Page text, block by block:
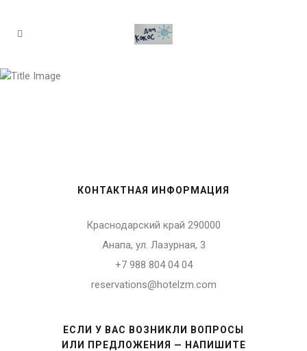
КОНТАКТНАЯ ИНФОРМАЦИЯ
Краснодарский край 290000
Анапа, ул. Лазурная, 3
+7 988 804 04 04
reservations@hotelzm.com
ЕСЛИ У ВАС ВОЗНИКЛИ ВОПРОСЫ
ИЛИ ПРЕДЛОЖЕНИЯ — НАПИШИТЕ